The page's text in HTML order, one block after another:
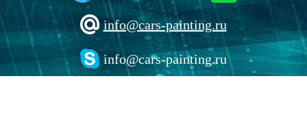
info@cars-painting.ru
info@cars-painting.ru